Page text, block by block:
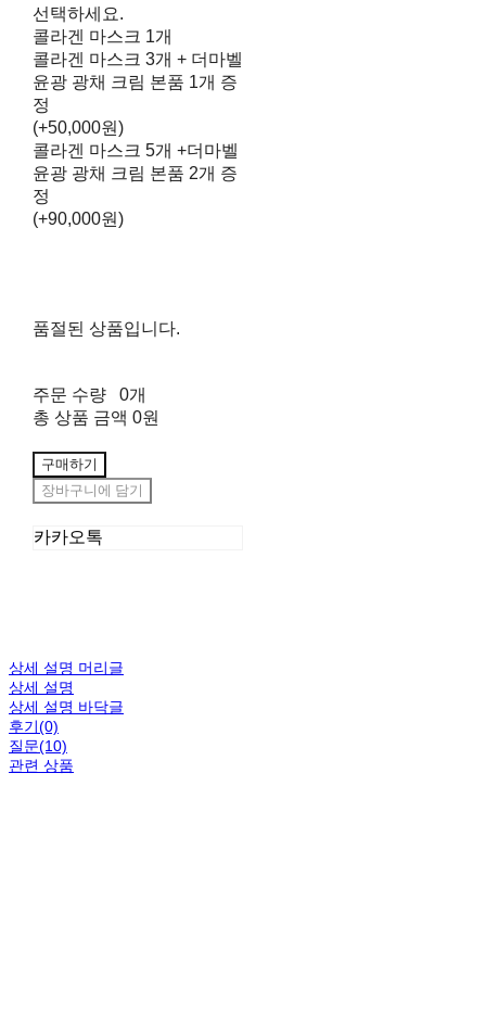
선택하세요.
콜라겐 마스크 1개
콜라겐 마스크 3개 + 더마벨
윤광 광채 크림 본품 1개 증
정
(+50,000원)
콜라겐 마스크 5개 +더마벨
윤광 광채 크림 본품 2개 증
정
(+90,000원)
품절된 상품입니다.
주문 수량
0개
총 상품 금액 0원
구매하기
장바구니에 담기
카카오톡
상세 설명 머리글
상세 설명
상세 설명 바닥글
후기(0)
질문(10)
관련 상품